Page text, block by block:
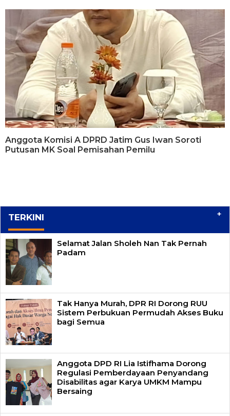
Anggota Komisi A DPRD Jatim Gus Iwan Soroti
Putusan MK Soal Pemisahan Pemilu
TERKINI +
Selamat Jalan Sholeh Nan Tak Pernah
Padam
Tak Hanya Murah, DPR RI Dorong RUU
Sistem Perbukuan Permudah Akses Buku
bagi Semua
Anggota DPD RI Lia Istifhama Dorong
Regulasi Pemberdayaan Penyandang
Disabilitas agar Karya UMKM Mampu
Bersaing